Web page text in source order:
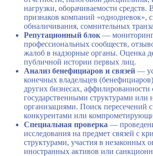
нагрузки, оборачиваемости средств.
признаков компаний «однодневок»,
обналичивания, сомнительных
Репутационный блок —
профессиональных сообществ,
жалоб в надзорные органы. Оценка
публичной истории первых лиц.
Анализ бенефициаров и связей —
конечных владельцев
других бизнесах, аффилированности
государственными структурами или
организациями. Поиск пересечений
конкурентами или
Специальная проверка —
исследования на предмет связей с
структурами, участия в незаконных
иностранных активов или